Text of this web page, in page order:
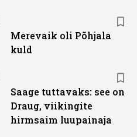
Merevaik oli Põhjala
kuld
Saage tuttavaks: see on
Draug, viikingite
hirmsaim luupainaja